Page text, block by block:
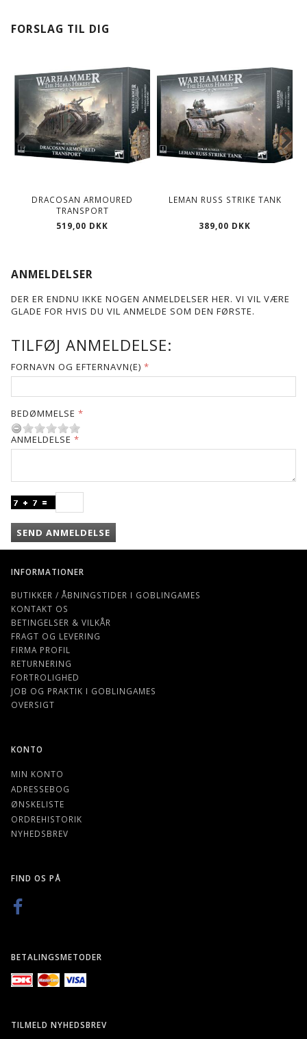
FORSLAG TIL DIG
DRACOSAN ARMOURED
TRANSPORT
519,00 DKK
LEMAN RUSS STRIKE TANK
389,00 DKK
ANMELDELSER
DER ER ENDNU IKKE NOGEN ANMELDELSER HER. VI VIL VÆRE
GLADE FOR HVIS DU VIL ANMELDE SOM DEN FØRSTE.
TILFØJ ANMELDELSE:
FORNAVN OG EFTERNAVN(E)
BEDØMMELSE
ANMELDELSE
SEND ANMELDELSE
INFORMATIONER
BUTIKKER / ÅBNINGSTIDER I GOBLINGAMES
KONTAKT OS
BETINGELSER & VILKÅR
FRAGT OG LEVERING
FIRMA PROFIL
RETURNERING
FORTROLIGHED
JOB OG PRAKTIK I GOBLINGAMES
OVERSIGT
KONTO
MIN KONTO
ADRESSEBOG
ØNSKELISTE
ORDREHISTORIK
NYHEDSBREV
FIND OS PÅ
BETALINGSMETODER
TILMELD NYHEDSBREV